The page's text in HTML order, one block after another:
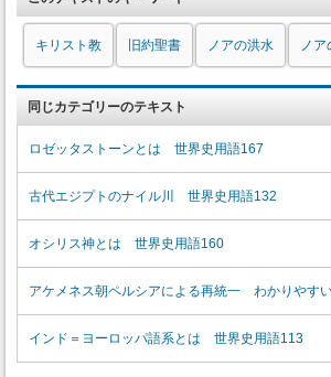
キリスト教 旧約聖書 ノアの洪水 ノア
同じカテゴリーのテキスト
ロゼッタストーンとは 世界史用語167
古代エジプトのナイル川 世界史用語132
オシリス神とは 世界史用語160
アケメネス朝ペルシアによる再統一 わかりやす
インド＝ヨーロッパ語系とは 世界史用語113